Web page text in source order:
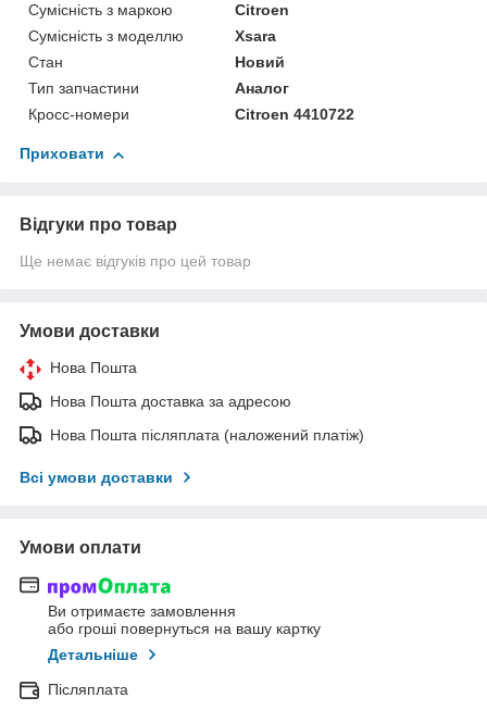
Сумісність з маркою
Citroen
Сумісність з моделлю
Xsara
Стан
Новий
Тип запчастини
Аналог
Кросс-номери
Citroen 4410722
Приховати
Відгуки про товар
Ще немає відгуків про цей товар
Умови доставки
Нова Пошта
Нова Пошта доставка за адресою
Нова Пошта післяплата (наложений платіж)
Всі умови доставки
Умови оплати
Ви отримаєте замовлення
або гроші повернуться на вашу картку
Детальніше
Післяплата